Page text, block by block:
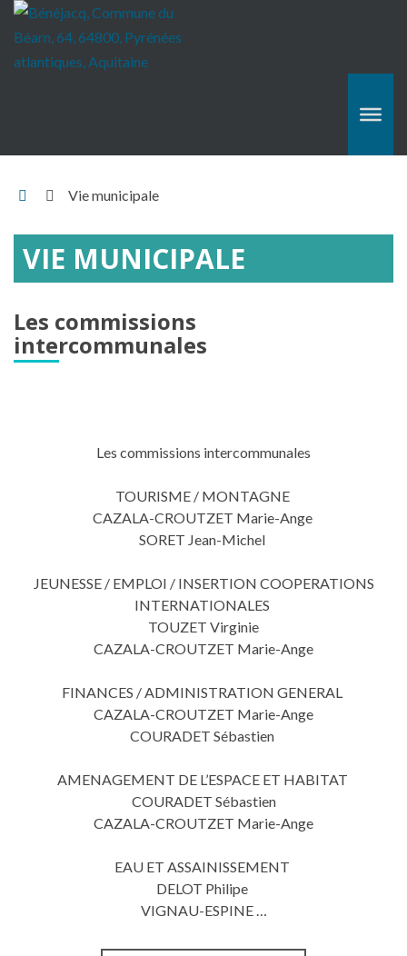
AccueilVie municipale
VIE MUNICIPALE
Les commissions
intercommunales
Les commissions intercommunales
TOURISME / MONTAGNE
CAZALA-CROUTZET Marie-Ange
SORET Jean-Michel
JEUNESSE / EMPLOI / INSERTION COOPERATIONS
INTERNATIONALES
TOUZET Virginie
CAZALA-CROUTZET Marie-Ange
FINANCES / ADMINISTRATION GENERAL
CAZALA-CROUTZET Marie-Ange
COURADET Sébastien
AMENAGEMENT DE L’ESPACE ET HABITAT
COURADET Sébastien
CAZALA-CROUTZET Marie-Ange
EAU ET ASSAINISSEMENT
DELOT Philipe
VIGNAU-ESPINE …